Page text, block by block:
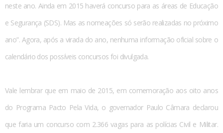
neste ano. Ainda em 2015 haverá concurso para as áreas de Educação
e Segurança (SDS). Mas as nomeações só serão realizadas no próximo
ano”. Agora, após a virada do ano, nenhuma informação oficial sobre o
calendário dos possíveis concursos foi divulgada.
Vale lembrar que em maio de 2015, em comemoração aos oito anos
do Programa Pacto Pela Vida, o governador Paulo Câmara declarou
que faria um concurso com 2.366 vagas para as polícias Civil e Militar.